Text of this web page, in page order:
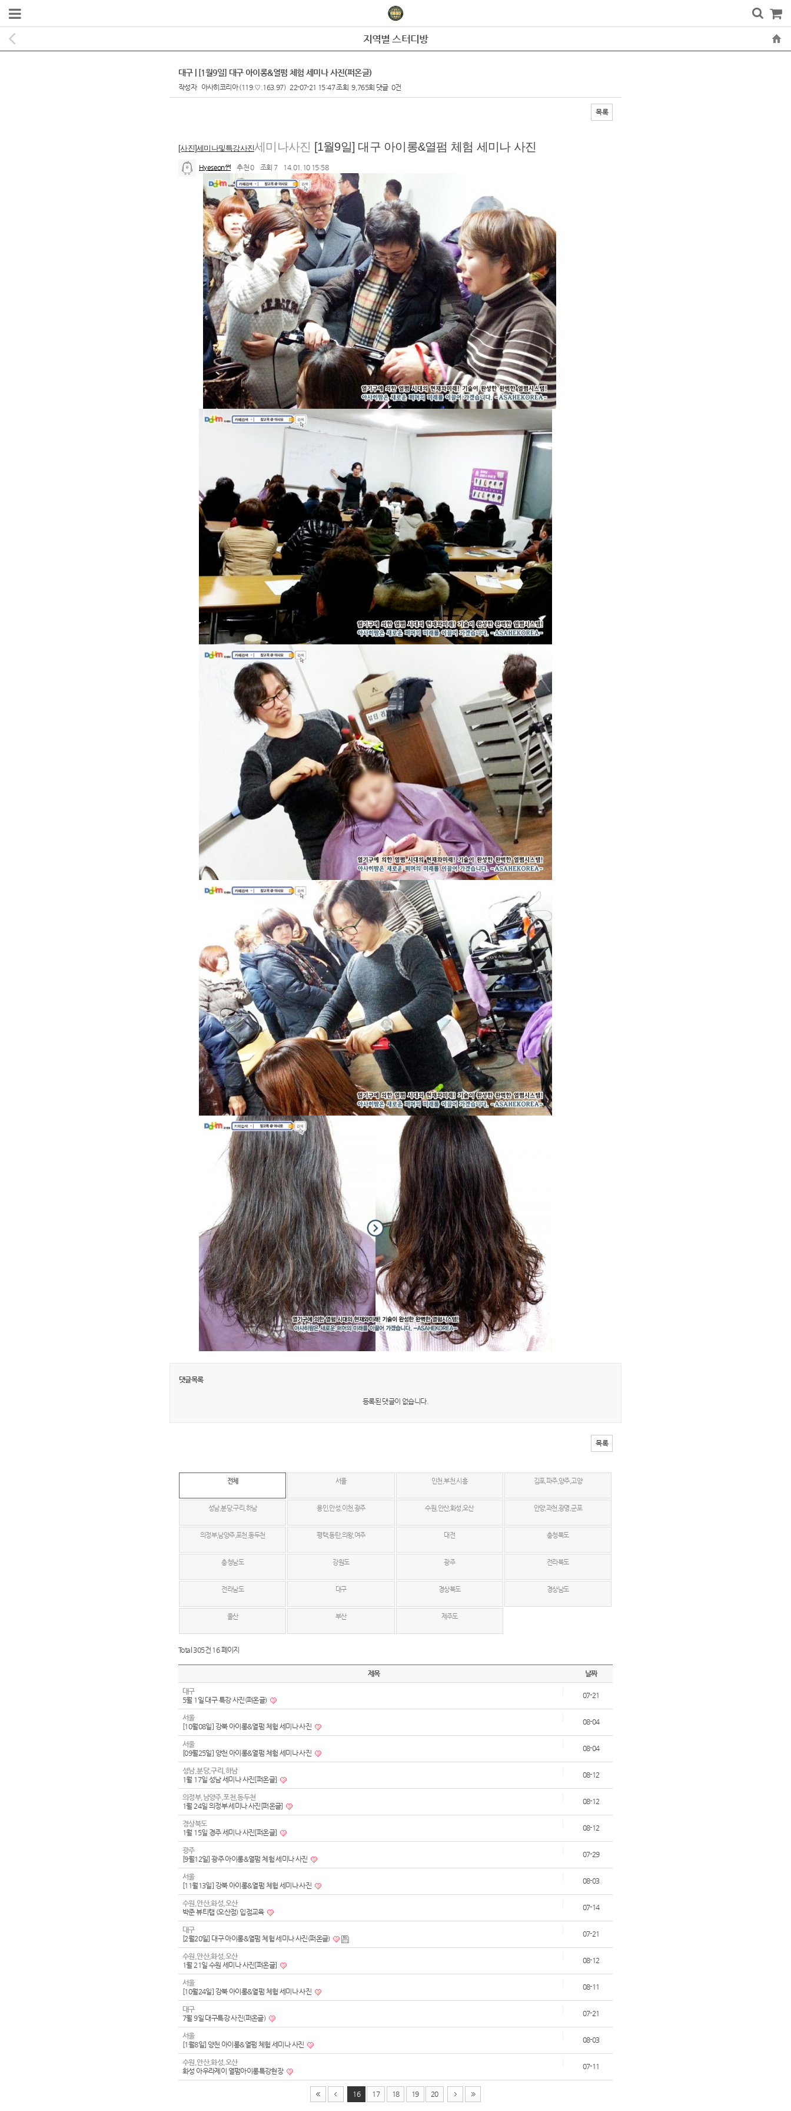
지역별 스터디방
대구 | [1월9일] 대구 아이롱&열펌 체험 세미나 사진(퍼온글)
작성자 아사히코리아(119.♡.163.97) 22-07-21 15:47조회 9,765회 댓글 0건
목록
[사진]세미나및특강사진세미나사진 [1월9일] 대구 아이롱&열펌 체험 세미나 사진
Hyeseon썬 추천 0 조회 7 14.01.10 15:58
댓글목록
등록된 댓글이 없습니다.
목록
전체 서울 인천,부천,시흥 김포,파주,양주,고양
성남,분당,구리,하남 용인,안성,이천,광주 수원,안산,화성,오산 안양,과천,광명,군포
의정부,남양주,포천,동두천 평택,동탄,의왕,여주 대전 충청북도
충청남도 강원도 광주 전라북도
전라남도 대구 경상북도 경상남도
울산 부산 제주도
Total 305건 16 페이지
제목 날짜
대구
5월 1일 대구 특강 사진(퍼온글)
07-21
서울
[10월08일] 강북 아이롱&열펌 체험 세미나 사진
08-04
서울
[09월25일] 양천 아이롱&열펌 체험 세미나 사진
08-04
성남,분당,구리,하남
1월 17일 성남 세미나 사진[퍼온글]
08-12
의정부,남양주,포천,동두천
1월 24일 의정부 세미나 사진[퍼온글]
08-12
경상북도
1월 15일 경주 세미나 사진[퍼온글]
08-12
광주
[9월12일] 광주 아이롱&열펌 체험 세미나 사진
07-29
서울
[11월13일] 강북 아이롱&열펌 체험 세미나 사진
08-03
수원,안산,화성,오산
박준 뷰티랩 (오산점) 입점교육
07-14
대구
[2월20일] 대구 아이롱&열펌 체험 세미나 사진(퍼온글)
07-21
수원,안산,화성,오산
1월 21일 수원 세미나 사진[퍼온글]
08-12
서울
[10월24일] 강북 아이롱&열펌 체험 세미나 사진
08-11
대구
7월 9일 대구특강 사진(퍼온글)
07-21
서울
[1월8일] 양천 아이롱&열펌 체험 세미나 사진
08-03
수원,안산,화성,오산
화성 아우라제이 열펌아이롱특강현장
07-11
16 17 18 19 20